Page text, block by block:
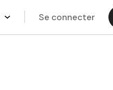
Se connecter